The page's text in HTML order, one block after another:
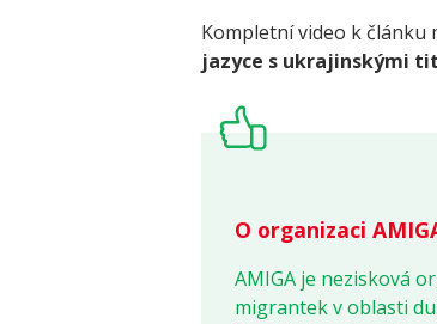
Kompletní video k článku
jazyce s ukrajinskými
O organizaci
AMIGA je nezisková
migrantek v oblasti